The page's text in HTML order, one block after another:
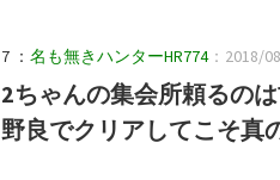
7 ： 名も無きハンターHR774：2018/
2ちゃんの集会所頼るのは
野良でクリアしてこそ真